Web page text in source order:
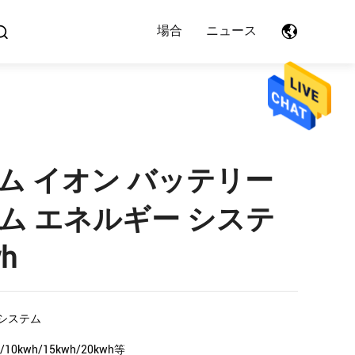
場合 ニュース
イオン バッテリー
エネルギー システ
ステム
10kwh/15kwh/20kwh等